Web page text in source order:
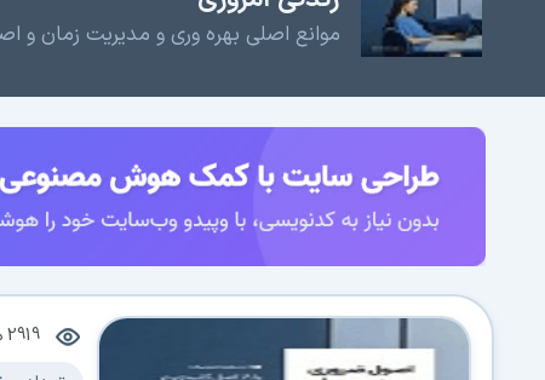
موانع اصلی بهره وری و مدیریت زمان
2919